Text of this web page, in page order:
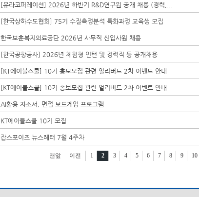
[유라코퍼레이션] 2026년 하반기 R&D연구원 공개 채용 (경력,...
[한국상하수도협회] 75기 수질측정분석 특화과정 교육생 모집
한국보훈복지의료공단 2026년 사무직 신입사원 채용
[한국공항공사] 2026년 체험형 인턴 및 경력직 등 공개채용
[KT에이블스쿨] 10기 홍보모집 관련 얼리버드 2차 이벤트 안내
[KT에이블스쿨] 10기 홍보모집 관련 얼리버드 2차 이벤트 안내
AI활용 자소서, 면접 보드게임 프로그램
KT에이블스쿨 10기 모집
잡스포이즈 뉴스레터 7월 4주차
맨앞 이전 1 2 3 4 5 6 7 8 9 10